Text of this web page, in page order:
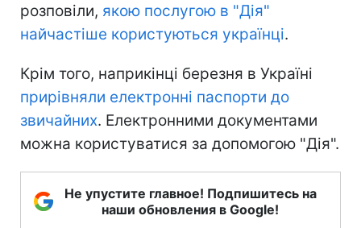
розповіли, якою послугою в "Дія"
найчастіше користуються українці.
Крім того, наприкінці березня в Україні
прирівняли електронні паспорти до
звичайних. Електронними документами
можна користуватися за допомогою "Дія".
Не упустите главное! Подпишитесь на
наши обновления в Google!